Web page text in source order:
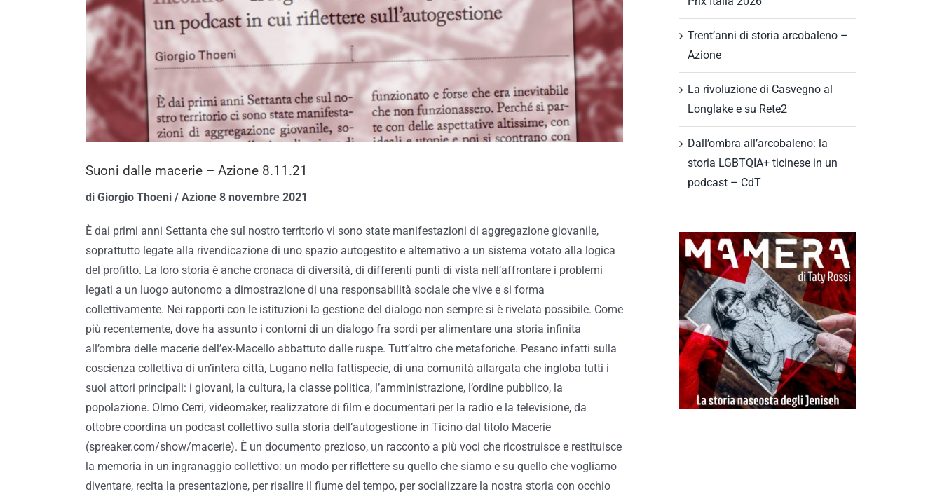
Suoni dalle macerie – Azione 8.11.21
di Giorgio Thoeni / Azione 8 novembre 2021
È dai primi anni Settanta che sul nostro territorio vi sono state manifestazioni di aggregazione giovanile,
soprattutto legate alla rivendicazione di uno spazio autogestito e alternativo a un sistema votato alla logica
del profitto. La loro storia è anche cronaca di diversità, di differenti punti di vista nell’affrontare i problemi
legati a un luogo autonomo a dimostrazione di una responsabilità sociale che vive e si forma
collettivamente. Nei rapporti con le istituzioni la gestione del dialogo non sempre si è rivelata possibile. Come
più recentemente, dove ha assunto i contorni di un dialogo fra sordi per alimentare una storia infinita
all’ombra delle macerie dell’ex-Macello abbattuto dalle ruspe. Tutt’altro che metaforiche. Pesano infatti sulla
coscienza collettiva di un’intera città, Lugano nella fattispecie, di una comunità allargata che ingloba tutti i
suoi attori principali: i giovani, la cultura, la classe politica, l’amministrazione, l’ordine pubblico, la
popolazione. Olmo Cerri, videomaker, realizzatore di film e documentari per la radio e la televisione, da
ottobre coordina un podcast collettivo sulla storia dell’autogestione in Ticino dal titolo Macerie
(spreaker.com/show/macerie). È un documento prezioso, un racconto a più voci che ricostruisce e restituisce
la memoria in un ingranaggio collettivo: un modo per riflettere su quello che siamo e su quello che vogliamo
diventare, recita la presentazione, per risalire il fiume del tempo, per socializzare la nostra storia con occhio
Trent’anni di storia arcobaleno –
Azione
La rivoluzione di Casvegno al
Longlake e su Rete2
Dall’ombra all’arcobaleno: la
storia LGBTQIA+ ticinese in un
podcast – CdT